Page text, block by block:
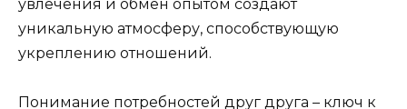
увлечения и обмен опытом создают
уникальную атмосферу, способствующую
укреплению отношений.
Понимание потребностей друг друга – ключ к